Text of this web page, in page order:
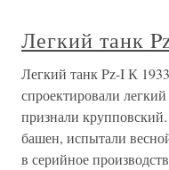
Легкий танк
Легкий танк Pz-I К
спроектировали
признали
башен, испытали
в серийное